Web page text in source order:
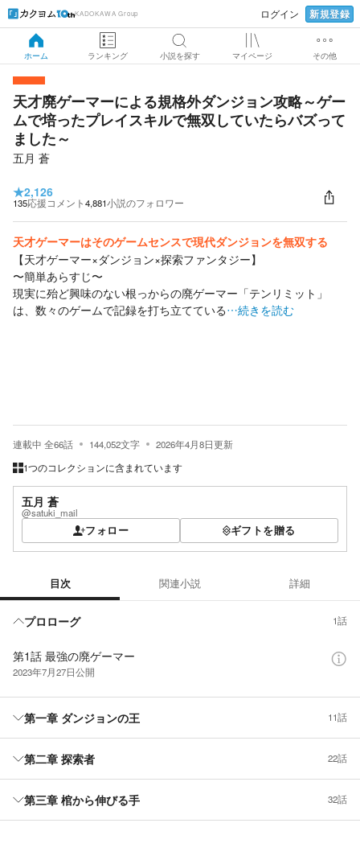
KADOKAWA Group ログイン 新規登録
ホーム ランキング 小説を探す マイページ その他
天才廃ゲーマーによる規格外ダンジョン攻略～ゲー
ムで培ったプレイスキルで無双していたらバズって
ました～
五月 蒼
★2,126
135応援コメント4,881小説のフォロワー
天才ゲーマーはそのゲームセンスで現代ダンジョンを無双する
【天才ゲーマー×ダンジョン×探索ファンタジー】
〜簡単あらすじ〜
現実に殆ど興味のない根っからの廃ゲーマー「テンリミット」
は、数々のゲームで記録を打ち立てている…続きを読む
連載中 全66話 144,052文字 2026年4月8日更新
1つのコレクションに含まれています
五月 蒼
@satuki_mail
フォロー ギフトを贈る
目次 関連小説 詳細
プロローグ 1話
第1話 最強の廃ゲーマー
2023年7月27日公開
第一章 ダンジョンの王 11話
第二章 探索者 22話
第三章 棺から伸びる手 32話